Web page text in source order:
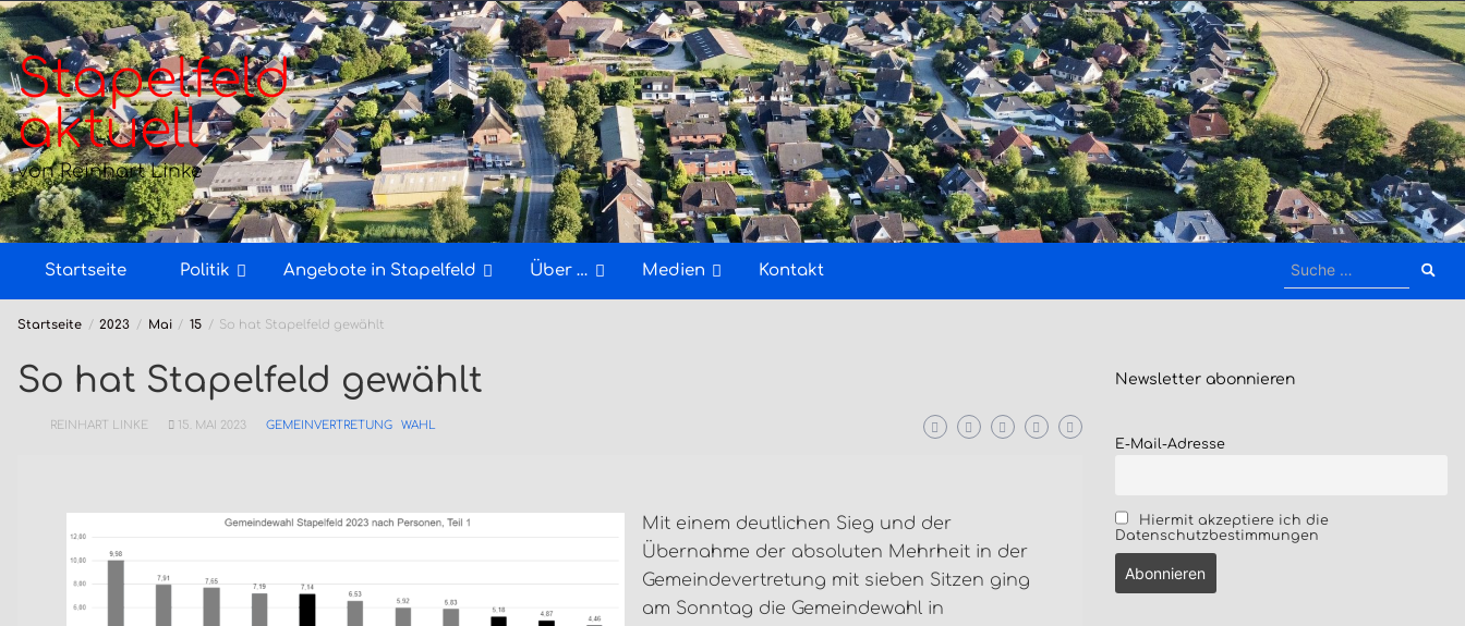
Zum
Inhalt
springen
Stapelfeld
aktuell
von Reinhart Linke
Startseite Politik Angebote in Stapelfeld Über … Medien Kontakt
Suche
Startseite 2023 Mai 15 So hat Stapelfeld gewählt
So hat Stapelfeld gewählt
REINHART LINKE 15. MAI 2023 GEMEINVERTRETUNG WAHL
Mit einem deutlichen Sieg und der
Übernahme der absoluten Mehrheit in der
Gemeindevertretung mit sieben Sitzen ging
am Sonntag die Gemeindewahl in
Newsletter abonnieren
E-Mail-Adresse
Hiermit akzeptiere ich die
Datenschutzbestimmungen